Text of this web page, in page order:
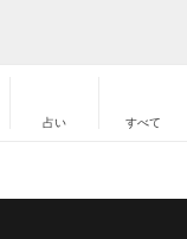
占い すべて